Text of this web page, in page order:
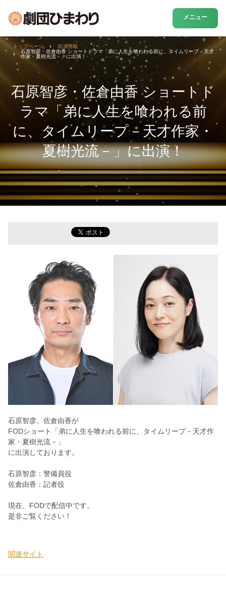
メニュー
石原智彦・佐倉由香 ショートド
ラマ「弟に人生を喰われる前
に、タイムリープ－天才作家・
夏樹光流－」に出演！
トップページ
出演情報
石原智彦・佐倉由香 ショートドラマ「弟に人生を喰われる前に、タイムリープ－天才
作家・夏樹光流－」に出演！
石原智彦、佐倉由香が
FODショート「弟に人生を喰われる前に、タイムリープ－天才作
家・夏樹光流－」
に出演しております。
石原智彦：警備員役
佐倉由香：記者役
現在、FODで配信中です。
是非ご覧ください！
関連サイト